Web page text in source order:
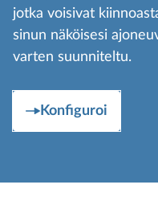
jotka voisivat
sinun näköisesi
varten suunniteltu.
Konfiguroi